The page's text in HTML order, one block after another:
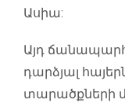
Ասիա:
Այդ
դարձյալ
տարածքների